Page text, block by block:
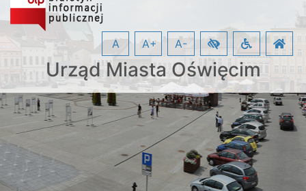
Urząd Miasta Oświęcim
A A+ A-